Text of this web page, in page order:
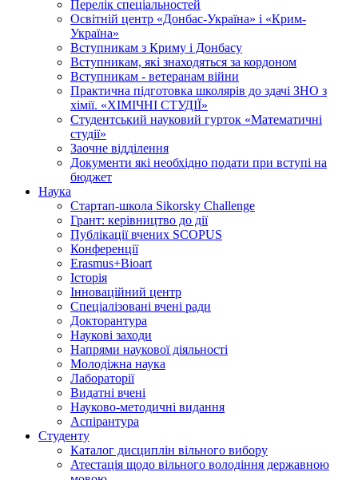
Перелік спеціальностей
Освітній центр «Донбас-Україна» і «Крим-
Україна»
Вступникам з Криму і Донбасу
Вступникам, які знаходяться за кордоном
Вступникам - ветеранам війни
Практична підготовка школярів до здачі ЗНО з
хімії. «ХІМІЧНІ СТУДІЇ»
Студентський науковий гурток «Математичні
студії»
Заочне відділення
Документи які необхідно подати при вступі на
бюджет
Наука
Стартап-школа Sikorsky Challenge
Грант: керівництво до дії
Публікації вчених SCOPUS
Конференції
Erasmus+Bioart
Історія
Інноваційний центр
Спеціалізовані вчені ради
Докторантура
Наукові заходи
Напрями наукової діяльності
Молодіжна наука
Лабораторії
Видатні вчені
Науково-методичні видання
Аспірантура
Студенту
Каталог дисциплін вільного вибору
Атестація щодо вільного володіння державною